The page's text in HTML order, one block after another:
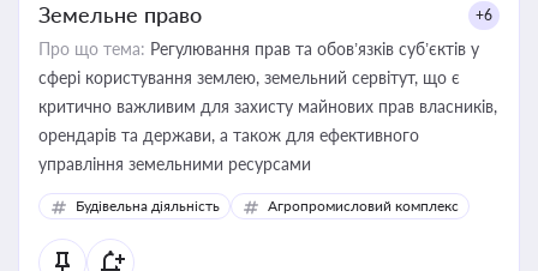
Земельне право +6
Про що тема: Регулювання прав та обов’язків суб’єктів у
сфері користування землею, земельний сервітут, що є
критично важливим для захисту майнових прав власників,
орендарів та держави, а також для ефективного
управління земельними ресурсами
Будівельна діяльність Агропромисловий комплекс